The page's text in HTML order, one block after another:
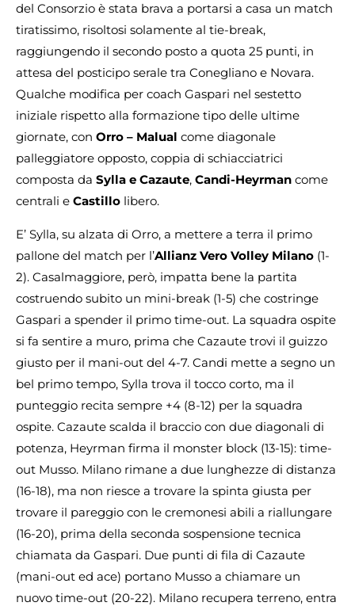
del Consorzio è stata brava a portarsi a casa un match
tiratissimo, risoltosi solamente al tie-break,
raggiungendo il secondo posto a quota 25 punti, in
attesa del posticipo serale tra Conegliano e Novara.
Qualche modifica per coach Gaspari nel sestetto
iniziale rispetto alla formazione tipo delle ultime
giornate, con Orro – Malual come diagonale
palleggiatore opposto, coppia di schiacciatrici
composta da Sylla e Cazaute, Candi-Heyrman come
centrali e Castillo libero.
E’ Sylla, su alzata di Orro, a mettere a terra il primo
pallone del match per l’Allianz Vero Volley Milano (1-
2). Casalmaggiore, però, impatta bene la partita
costruendo subito un mini-break (1-5) che costringe
Gaspari a spender il primo time-out. La squadra ospite
si fa sentire a muro, prima che Cazaute trovi il guizzo
giusto per il mani-out del 4-7. Candi mette a segno un
bel primo tempo, Sylla trova il tocco corto, ma il
punteggio recita sempre +4 (8-12) per la squadra
ospite. Cazaute scalda il braccio con due diagonali di
potenza, Heyrman firma il monster block (13-15): time-
out Musso. Milano rimane a due lunghezze di distanza
(16-18), ma non riesce a trovare la spinta giusta per
trovare il pareggio con le cremonesi abili a riallungare
(16-20), prima della seconda sospensione tecnica
chiamata da Gaspari. Due punti di fila di Cazaute
(mani-out ed ace) portano Musso a chiamare un
nuovo time-out (20-22). Milano recupera terreno, entra